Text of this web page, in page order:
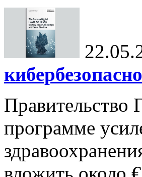
Правительство
программе